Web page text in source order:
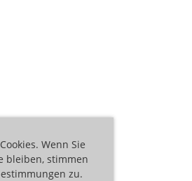
Wenn Sie
bleiben, stimmen
zu.